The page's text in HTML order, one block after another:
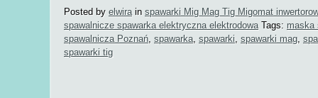
Posted by elwirain spawarki Mig Mag Tig Migomat
spawalnicze spawarka elektryczna elektrodowaTags: maska
spawalnicza Poznań, spawarka, spawarki, spawarki mag,
spawarki tig